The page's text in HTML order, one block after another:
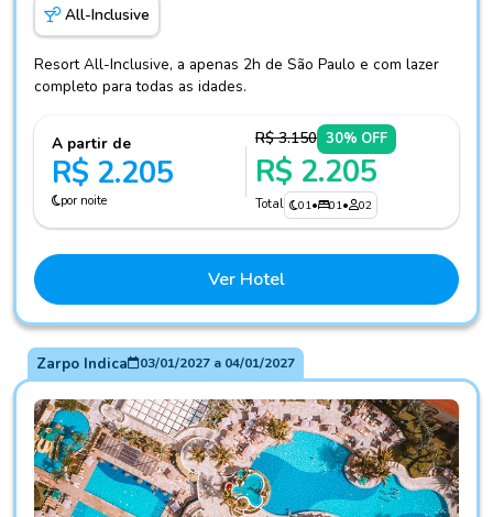
All-Inclusive
Resort All-Inclusive, a apenas 2h de São Paulo e com lazer
completo para todas as idades.
A partir de
R$ 2.205
por noite
R$ 3.150 30% OFF
R$ 2.205
Total 01• 01• 02
Ver Hotel
Zarpo Indica 03/01/2027a 04/01/2027